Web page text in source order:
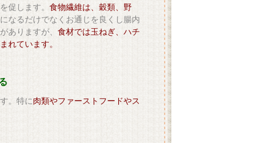
促します。 食物繊維は、穀類、野
なるだけでなくお通じを良くし腸内
ありますが、 食材では玉ねぎ、ハチ
れています。
。特に肉類やファーストフードやス